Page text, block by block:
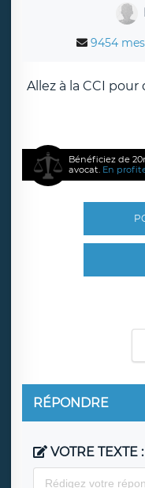
9454
Allez à la CCI
Bénéficiez de
avocat. En
RÉPONDRE
VOTRE TEXTE :